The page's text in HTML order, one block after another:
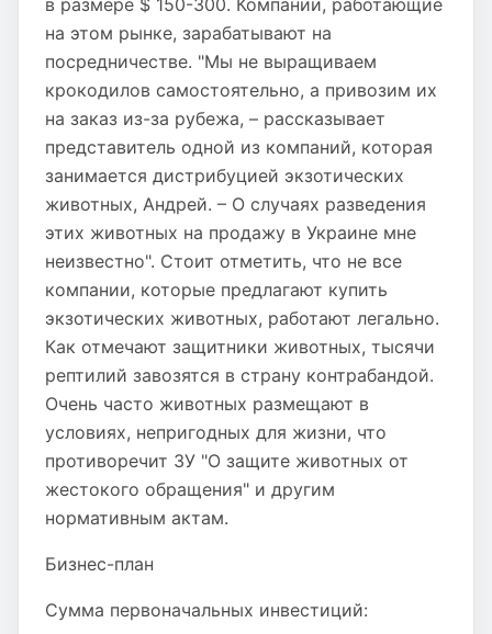
в размере $ 150-300. Компании, работающие
на этом рынке, зарабатывают на
посредничестве. "Мы не выращиваем
крокодилов самостоятельно, а привозим их
на заказ из-за рубежа, – рассказывает
представитель одной из компаний, которая
занимается дистрибуцией экзотических
животных, Андрей. – О случаях разведения
этих животных на продажу в Украине мне
неизвестно". Стоит отметить, что не все
компании, которые предлагают купить
экзотических животных, работают легально.
Как отмечают защитники животных, тысячи
рептилий завозятся в страну контрабандой.
Очень часто животных размещают в
условиях, непригодных для жизни, что
противоречит ЗУ "О защите животных от
жестокого обращения" и другим
нормативным актам.
Бизнес-план
Сумма первоначальных инвестиций: